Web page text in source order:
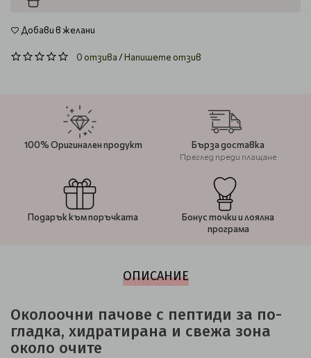
Добави в желани
0 отзива/Напишете отзив
100% Оригинален продукт Бърза доставка
Преглед преди плащане
Подарък към поръчката
Бонус точки и лоялна
програма
ОПИСАНИЕ
Околоочни пачове с пептиди за по-
гладка, хидратирана и свежа зона
около очите